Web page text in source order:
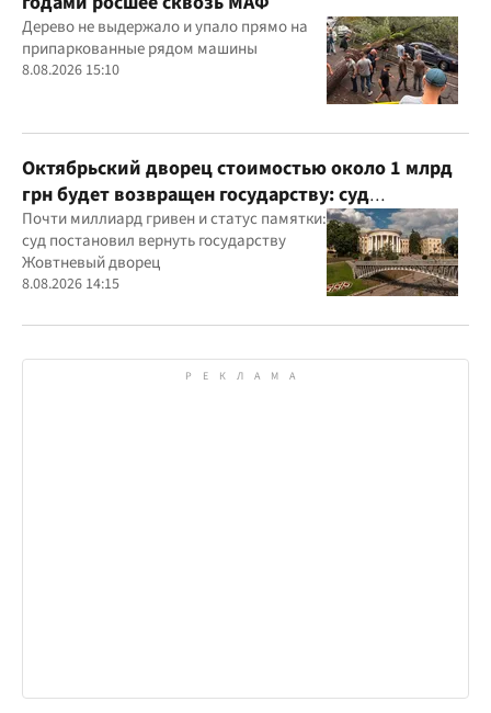
Дерево не выдержало и упало прямо на
припаркованные рядом машины
8.08.2026 15:10
Октябрьский дворец стоимостью около 1 млрд
грн будет возвращен государству: суд
удовлетворил иск прокуратуры
Почти миллиард гривен и статус памятки:
суд постановил вернуть государству
Жовтневый дворец
8.08.2026 14:15